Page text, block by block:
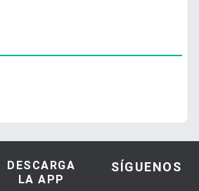
DESCARGA
LA APP
SÍGUENOS